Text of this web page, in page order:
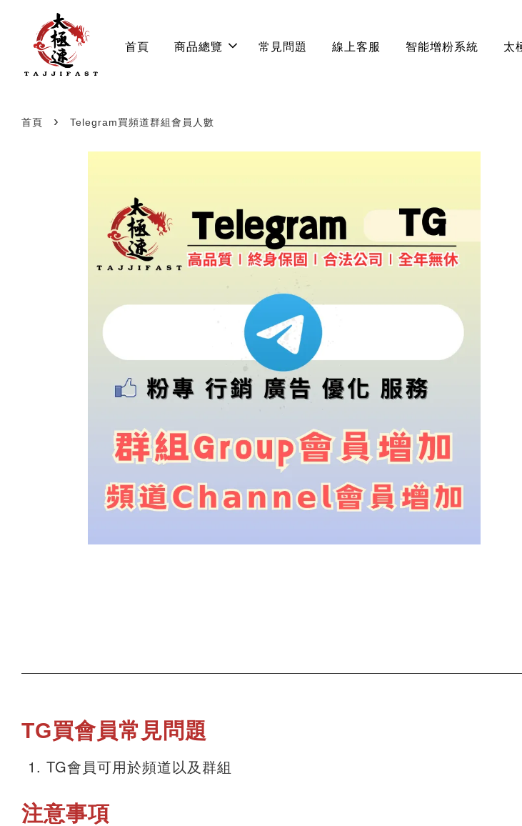
首頁 商品總覽 常見問題 線上客服 智能增粉系統 太
首頁 › Telegram買頻道群組會員人數
TG買會員常見問題
TG會員可用於頻道以及群組
注意事項